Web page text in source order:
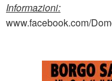
Informazioni:
www.facebook.com/